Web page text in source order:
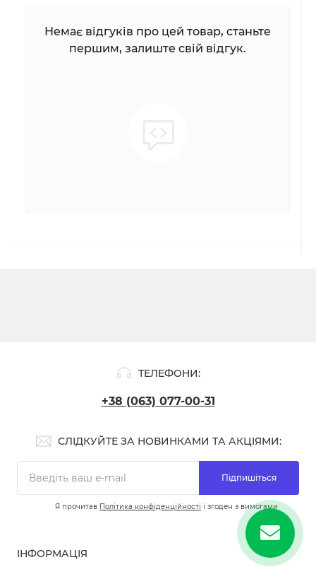
Немає відгуків про цей товар, станьте
першим, залиште свій відгук.
ТЕЛЕФОНИ:
+38 (063) 077-00-31
СЛІДКУЙТЕ ЗА НОВИНКАМИ ТА АКЦІЯМИ:
Підпишіться
Я прочитав Політика конфіденційності і згоден з вимогами
ІНФОРМАЦІЯ